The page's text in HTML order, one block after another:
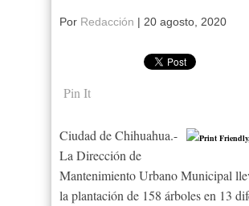
Por Redacción | 20 agosto, 2020
Pin It
Ciudad de Chihuahua.-
La Dirección de
Mantenimiento Urbano Municipal
la plantación de 158 árboles en 13